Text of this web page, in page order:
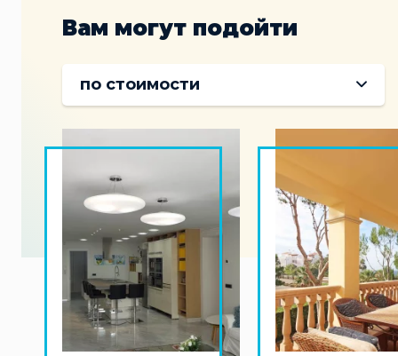
Вам могут подойти
по стоимости